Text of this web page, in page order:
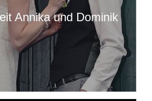
Annika und Dominik